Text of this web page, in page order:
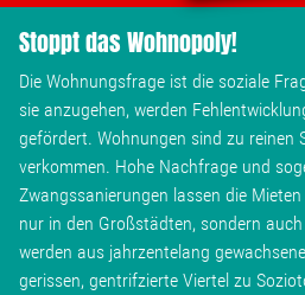
Stoppt das Wohnopoly!
Die Wohnungsfrage ist die soziale
sie anzugehen, werden
gefördert. Wohnungen sind zu reinen
verkommen. Hohe Nachfrage und
Zwangssanierungen lassen die
nur in den Großstädten, sondern
werden aus jahrzentelang
gerissen, gentrifzierte Viertel zu